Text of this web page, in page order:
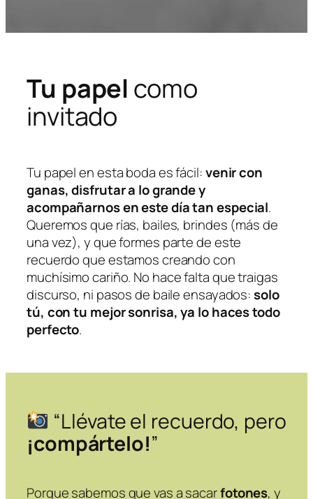
Tu papel como
invitado
Tu papel en esta boda es fácil:venir con
ganas, disfrutar a lo grande y
acompañarnos en este día tan especial.
Queremos que rías, bailes, brindes (más de
una vez), y que formes parte de este
recuerdo que estamos creando con
muchísimo cariño. No hace falta que traigas
discurso, ni pasos de baile ensayados:solo
tú, con tu mejor sonrisa, ya lo haces todo
perfecto.
“Llévate el recuerdo, pero
¡compártelo!”
Porque sabemos que vas a sacarfotones, y